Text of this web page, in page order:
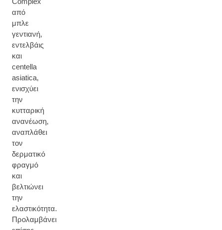
από
μπλε
γεντιανή,
εντελβάις
και
centella
asiatica,
ενισχύει
την
κυτταρική
ανανέωση,
αναπλάθει
τον
δερματικό
φραγμό
και
βελτιώνει
την
ελαστικότητα.
Προλαμβάνει